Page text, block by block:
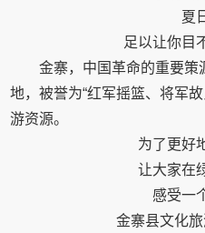
夏
足以让你目
金寨， 中国革命的重要策
地，被誉为“红军摇篮、将军
游资源。
为了更好
让大家在
感受一
金寨县文化